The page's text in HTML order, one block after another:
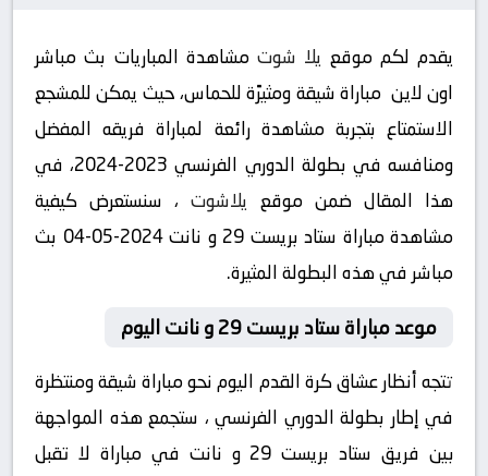
يقدم لكم موقع يلا شوت مشاهدة المباريات بث مباشر
اون لاين مباراة شيقة ومثيرًة للحماس، حيث يمكن للمشجع
الاستمتاع بتجربة مشاهدة رائعة لمباراة فريقه المفضل
ومنافسه في بطولة الدوري الفرنسي 2023-2024، في
هذا المقال ضمن موقع يلاشوت، سنستعرض كيفية
مشاهدة مباراة ستاد بريست 29 و نانت 2024-05-04 بث
مباشر في هذه البطولة المثيرة.
موعد مباراة ستاد بريست 29 و نانت اليوم
تتجه أنظار عشاق كرة القدم اليوم نحو مباراة شيقة ومنتظرة
في إطار بطولة الدوري الفرنسي ، ستجمع هذه المواجهة
بين فريق ستاد بريست 29 و نانت في مباراة لا تقبل